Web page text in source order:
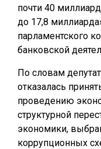
почти 40
до 17,8
парламентского
банковской
По словам
отказалась
проведению
структурной
экономики,
коррупционных